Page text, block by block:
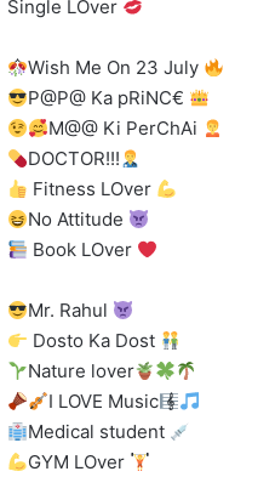
Single LOver
Wish Me On 23 July
P@P@ Ka pRiNC€
M@@ Ki PerChAi
DOCTOR!!!
Fitness LOver
No Attitude
Book LOver
Mr. Rahul
Dosto Ka Dost
Nature lover
I LOVE Music
Medical student
GYM LOver